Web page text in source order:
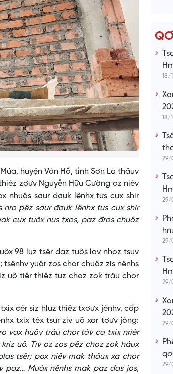
huyện Vân Hồ, tỉnh Sơn La thâuv
zơưv Nguyễn Hữu Cường oz niêv
nhuôs sơưr đơưk lênhx tưs cux shir
pêz sơưr đơưk lênhx tưs cux shir
cux tuôx nus txos, paz đros chuôz
98 luz tsêr đaz tuôs lav nhoz tsuv
yuôr zos chor chuôz zis nênhs
uô tiêr thiêz tưz choz zok trâu chor
cêr siz hluz thiêz txơưx jênhv, cấp
txix têx tsưr ziv uô xar tơưv jông:
vax huôv trâu chor tôv co txix nriêr
uô. Tiv oz zos pêz choz zok hâux
tsêr; pox niêv mak thâux xa chor
paz… Muôx nênhs mak paz đas jos,
18/
18/
29/
29/
29/
29/
29/
29/